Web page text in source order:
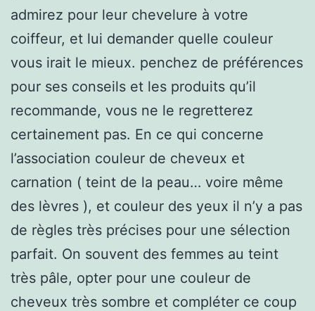
admirez pour leur chevelure à votre
coiffeur, et lui demander quelle couleur
vous irait le mieux. penchez de préférences
pour ses conseils et les produits qu’il
recommande, vous ne le regretterez
certainement pas. En ce qui concerne
l’association couleur de cheveux et
carnation ( teint de la peau… voire même
des lèvres ), et couleur des yeux il n’y a pas
de règles très précises pour une sélection
parfait. On souvent des femmes au teint
très pâle, opter pour une couleur de
cheveux très sombre et compléter ce coup